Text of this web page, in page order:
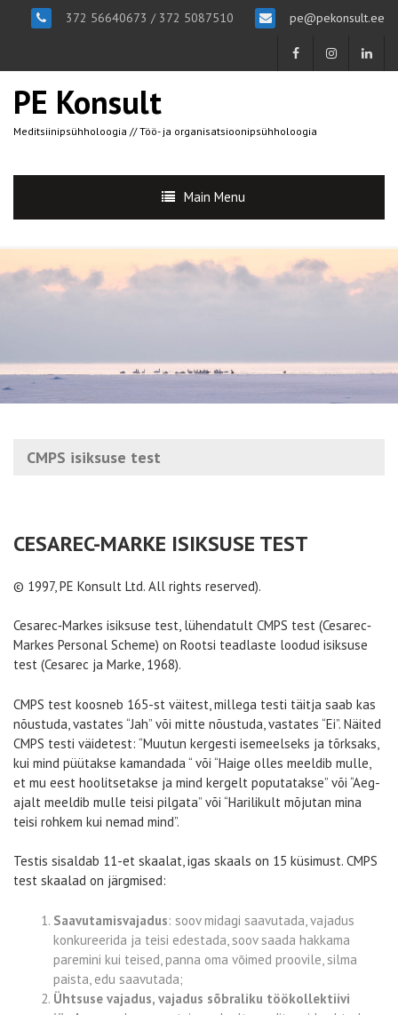
372 56640673 / 372 5087510 pe@pekonsult.ee
PE Konsult
Meditsiinipsühholoogia // Töö- ja organisatsioonipsühholoogia
Main Menu
CMPS isiksuse test
CESAREC-MARKE ISIKSUSE TEST
© 1997, PE Konsult Ltd. All rights reserved).
Cesarec‐Markes isiksuse test, lühendatult CMPS test (Cesarec‐
Markes Personal Scheme) on Rootsi teadlaste loodud isiksuse
test (Cesarec ja Marke, 1968).
CMPS test koosneb 165-st väitest, millega testi täitja saab kas
nõustuda, vastates “Jah” või mitte nõustuda, vastates “Ei”. Näited
CMPS testi väidetest: “Muutun kergesti isemeelseks ja tõrksaks,
kui mind püütakse kamandada “ või “Haige olles meeldib mulle,
et mu eest hoolitsetakse ja mind kergelt poputatakse” või “Aeg-
ajalt meeldib mulle teisi pilgata” või “Harilikult mõjutan mina
teisi rohkem kui nemad mind”.
Testis sisaldab 11-et skaalat, igas skaals on 15 küsimust. CMPS
test skaalad on järgmised:
Saavutamisvajadus: soov midagi saavutada, vajadus
konkureerida ja teisi edestada, soov saada hakkama
paremini kui teised, panna oma vōimed proovile, silma
paista, edu saavutada;
Ühtsuse vajadus, vajadus sõbraliku töökollektiivi